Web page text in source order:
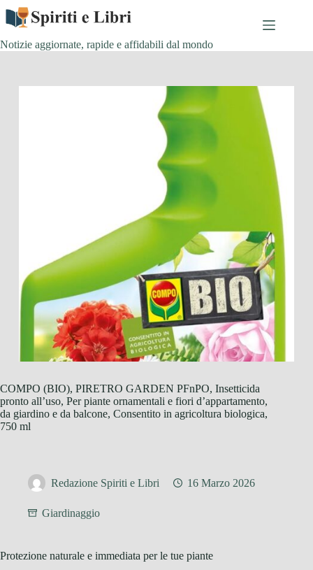
Salta
contenuto
Notizie aggiornate, rapide e affidabili dal mondo
COMPO (BIO), PIRETRO GARDEN PFnPO, Insetticida
pronto all’uso, Per piante ornamentali e fiori d’appartamento,
da giardino e da balcone, Consentito in agricoltura biologica,
750 ml
Redazione Spiriti e Libri 16 Marzo 2026
Giardinaggio
Protezione naturale e immediata per le tue piante